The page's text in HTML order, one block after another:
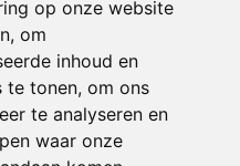
op onze website
om
inhoud en
te tonen, om ons
te analyseren en
waar onze